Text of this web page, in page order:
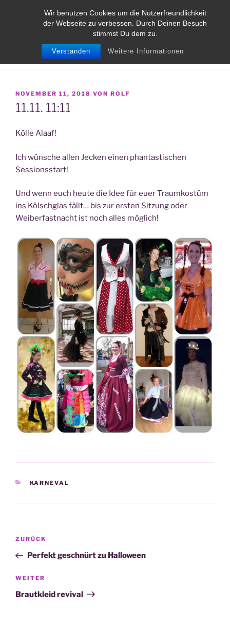
Wir benutzen Cookies um die Nutzerfreundlichkeit
der Webseite zu verbessen. Durch Deinen Besuch
stimmst Du dem zu.
Verstanden Weitere Informationen
TANJA MESSMER
Die Schneiderin für besondere Fälle
Menü
VERÖFFENTLICHT
AM
NOVEMBER 11, 2018 VON ROLF
11.11. 11:11
Kölle Alaaf!
Ich wünsche allen Jecken einen phantastischen
Sessionsstart!
Und wenn euch heute die Idee für euer Traumkostüm
ins Kölschglas fällt… bis zur ersten Sitzung oder
Weiberfastnacht ist noch alles möglich!
KATEGORIEN
KARNEVAL
Beitragsnavigation
Vorheriger
Beitrag
ZURÜCK
Perfekt geschnürt zu Halloween
Nächster
Beitrag
WEITER
Brautkleid revival